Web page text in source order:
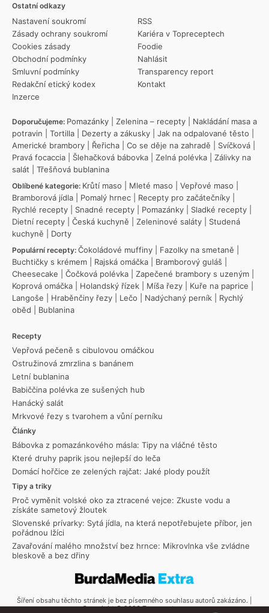
Ostatní odkazy
Nastavení soukromí
Zásady ochrany soukromí
Cookies zásady
Obchodní podmínky
Smluvní podmínky
Redakční etický kodex
Inzerce
RSS
Kariéra v Topreceptech
Foodie
Nahlásit
Transparency report
Kontakt
Doporučujeme: Pomazánky Zelenina – recepty
Nakládání masa a
potravin
Tortilla Dezerty a zákusky Jak na odpalované těsto
Americké brambory
Řeřicha Co se děje na zahradě Svíčková
Pravá focaccia
Šlehačková bábovka Zelná polévka
Zálivky na
salát
Třešňová bublanina
Oblíbené kategorie: Krůtí maso Mleté maso Vepřové maso
Bramborová jídla
Pomalý hrnec Recepty pro začátečníky
Rychlé recepty
Snadné recepty Pomazánky Sladké recepty
Dietní recepty
Česká kuchyně Zeleninové saláty
Studená
kuchyně
Dorty
Populární recepty: Čokoládové muffiny Fazolky na smetaně
Buchtičky s krémem
Rajská omáčka Bramborový guláš
Cheesecake
Čočková polévka Zapečené brambory s uzeným
Koprová omáčka
Holandský řízek Míša řezy Kuře na paprice
Langoše
Hraběnčiny řezy Lečo Nadýchaný perník
Rychlý
oběd
Bublanina
Recepty
Vepřová pečeně s cibulovou omáčkou
Ostružinová zmrzlina s banánem
Letní bublanina
Babiččina polévka ze sušených hub
Hanácký salát
Mrkvové řezy s tvarohem a vůní perníku
Články
Bábovka z pomazánkového másla: Tipy na vláčné těsto
Které druhy paprik jsou nejlepší do leča
Domácí hořčice ze zelených rajčat: Jaké plody použít
Tipy a triky
Proč vyměnit volské oko za ztracené vejce: Zkuste vodu a
získáte sametový žloutek
Slovenské prívarky: Sytá jídla, na která nepotřebujete příbor, jen
pořádnou lžíci
Zavařování malého množství bez hrnce: Mikrovlnka vše zvládne
bleskově a bez dřiny
Šíření obsahu těchto stránek je bez písemného souhlasu autorů zakázáno. |
Copyright © 2026 Toprecepty.cz